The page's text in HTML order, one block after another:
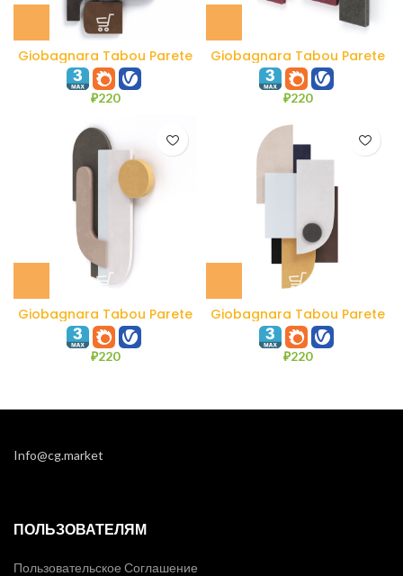
Giobagnara Tabou Parete
#4
₽220
Giobagnara Tabou Parete
#3
₽220
Giobagnara Tabou Parete
#2
₽220
Giobagnara Tabou Parete
#1
₽220
Info@cg.market
ПОЛЬЗОВАТЕЛЯМ
Пользовательское Соглашение